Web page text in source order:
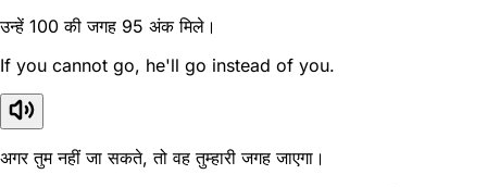
उन्हें 100 की जगह 95 अंक मिले।
If you cannot go, he'll go instead of you.
अगर तुम नहीं जा सकते, तो वह तुम्हारी जगह जाएगा।